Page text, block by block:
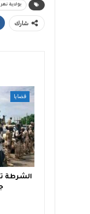
بولاية نهر
شارك
قضايا
الشرطة